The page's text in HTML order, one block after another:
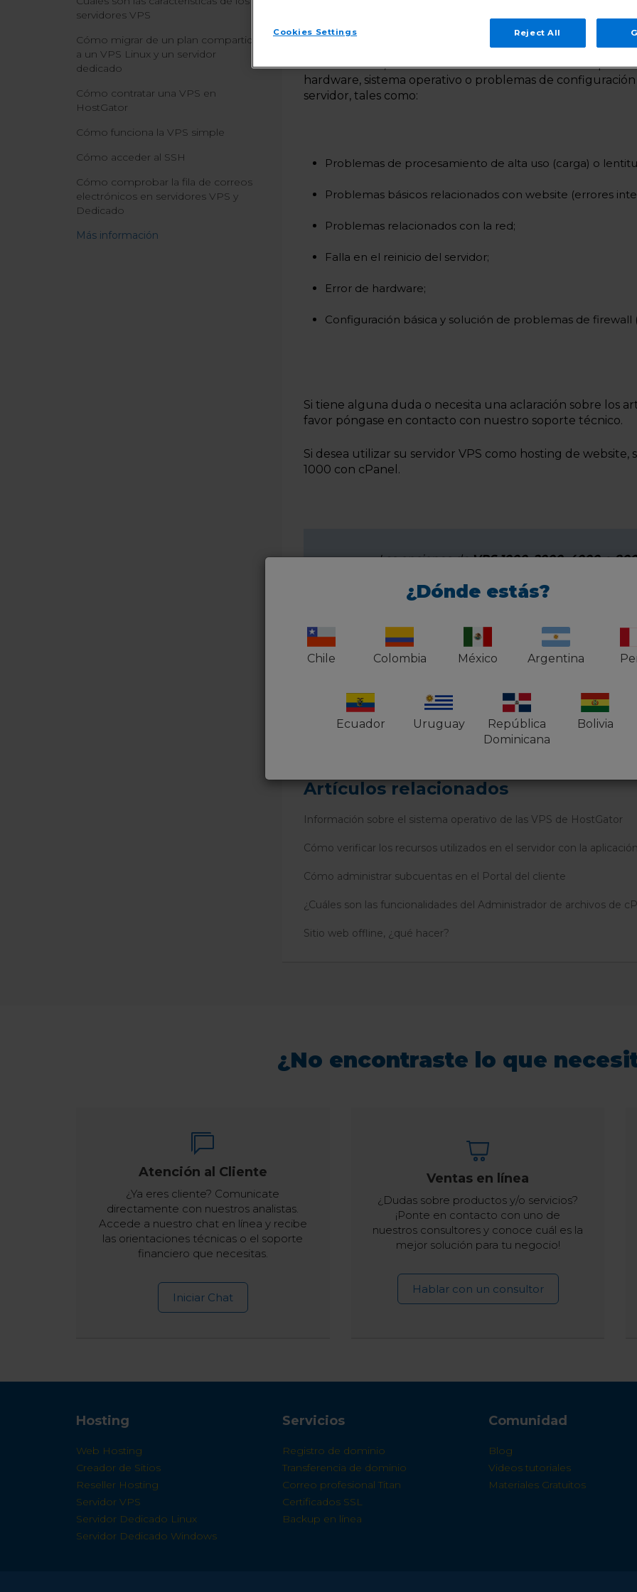
servidores VPS
Cómo migrar de un plan compartido
a un VPS Linux y un servidor
dedicado
Cómo contratar una VPS en
HostGator
Cómo funciona la VPS simple
Cómo acceder al SSH
Cómo comprobar la fila de correos
electrónicos en servidores VPS y
Dedicado
Más información
En estos casos, nuestros administradores solo se
hardware, sistema operativo o problemas de
servidor, tales como:
Problemas de procesamiento de alta uso (carga) o
Problemas básicos relacionados con website (errores
Problemas relacionados con la red;
Falla en el reinicio del servidor;
Error de hardware;
Configuración básica y solución de problemas de
Si tiene alguna duda o necesita una aclaración sobre los
favor póngase en contacto con nuestro soporte técnico.
Si desea utilizar su servidor VPS como hosting de
1000 con cPanel.
Las opciones deVPS 1000,2000,4000e
Usuarios a los que les pareció útil: 0 de 0
Artículos relacionados
Información sobre el sistema operativo de las VPS de HostGator
Cómo verificar los recursos utilizados en el servidor con la
Cómo administrar subcuentas en el Portal del cliente
¿Cuáles son las funcionalidades del Administrador de archivos de
Sitio web offline, ¿qué hacer?
¿No encontraste lo que
Atención al Cliente
¿Ya eres cliente? Comunicate
directamente con nuestros analistas.
Accede a nuestro chat en línea y recibe
las orientaciones técnicas o el soporte
financiero que necesitas.
Iniciar Chat
Ventas en línea
¿Dudas sobre productos y/o servicios?
¡Ponte en contacto con uno de
nuestros consultores y conoce cuál es la
mejor solución para tu negocio!
Hablar con un consultor
Hosting
Web Hosting
Creador de Sitios
Reseller Hosting
Servidor VPS
Servidor Dedicado Linux
Servidor Dedicado Windows
Servicios
Registro de dominio
Transferencia de dominio
Correo profesional Titan
Certificados SSL
Backup en línea
Comunidad
Blog
Videos tutoriales
Materiales Gratuitos
¿Dónde estás?
Chile Colombia México Argentina
Ecuador Uruguay
República
Dominicana
Bolivia
Cookies Settings Reject All